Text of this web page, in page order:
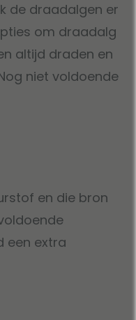
de draadalgen er
om draadalg
altijd draden en
niet voldoende
en die bron
een extra